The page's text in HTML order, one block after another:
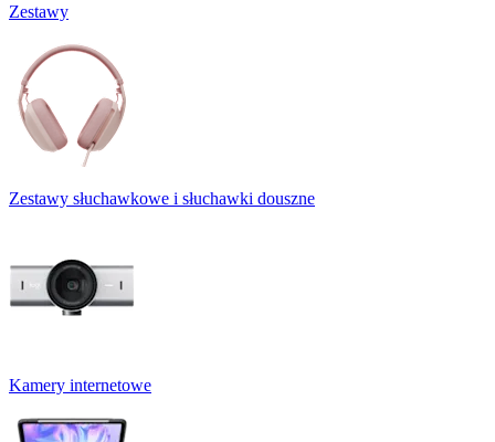
Zestawy
Zestawy słuchawkowe i słuchawki douszne
Kamery internetowe